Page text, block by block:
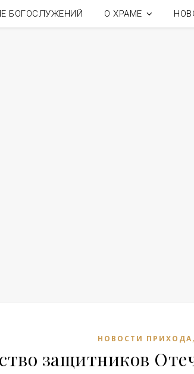
БОГОСЛУЖЕНИЙ О ХРАМЕ
НОВОСТИ ПРИХОДА,
защитников